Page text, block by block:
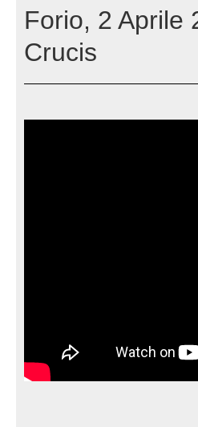
Forio, 2 Aprile
Crucis